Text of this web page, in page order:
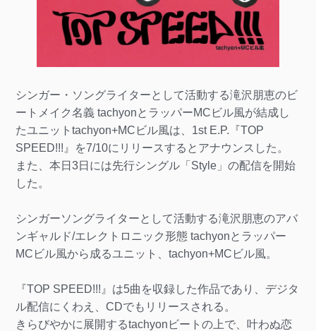
シンガー・ソングライターとして活動する滝沢朋恵のビ
ートメイク名義 tachyonとラッパーMCビル風が結成し
たユニットtachyon+MCビル風は、1st E.P.『TOP
SPEED!!!』を7/10にリリースするとアナウンスした。
また、本日3日には先行シングル「Style」の配信を開始
した。
シンガーソングライターとして活動する滝沢朋恵のアバ
ンギャルド/エレクトロニック形態 tachyonとラッパー
MCビル風から成るユニット、tachyon+MCビル風。
『TOP SPEED!!!』は5曲を収録した作品であり、デジタ
ル配信にくわえ、CDでもリリースされる。
きらびやかに展開するtachyonビートの上で、叶わぬ恋